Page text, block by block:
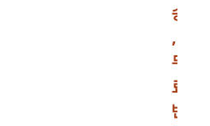
송
,
무
료
반